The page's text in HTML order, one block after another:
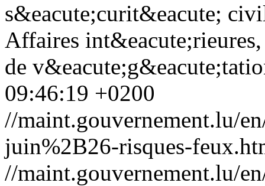
s&eacute;curit&eacute;
Affaires
de
09:46:19 +0200
//maint.gouvernement.lu/
juin%2B26-risques-
//maint.gouvernement.lu/